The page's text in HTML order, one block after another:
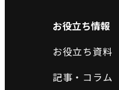
お役立ち情報
お役立ち資料
記事・コラム